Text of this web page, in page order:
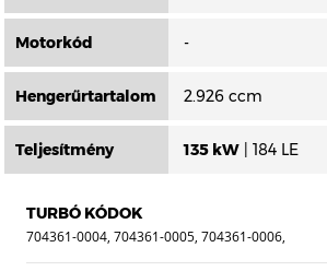
Motorkód -
Hengerűrtartalom 2.926 ccm
Teljesítmény 135 kW | 184 LE
TURBÓ KÓDOK
704361-0004, 704361-0005, 704361-0006,
704361-0010, 704361-10, 704361-4,